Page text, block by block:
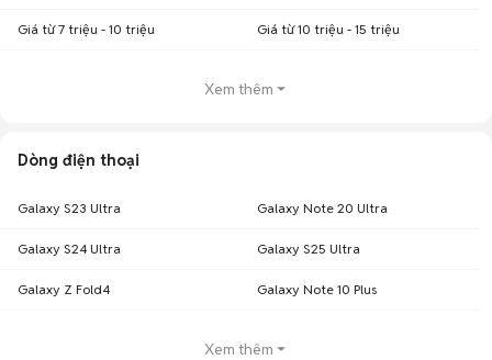
Giá từ 7 triệu - 10 triệu Giá từ 10 triệu - 15 triệu
Xem thêm
Dòng điện thoại
Galaxy S23 Ultra Galaxy Note 20 Ultra
Galaxy S24 Ultra Galaxy S25 Ultra
Galaxy Z Fold4 Galaxy Note 10 Plus
Xem thêm